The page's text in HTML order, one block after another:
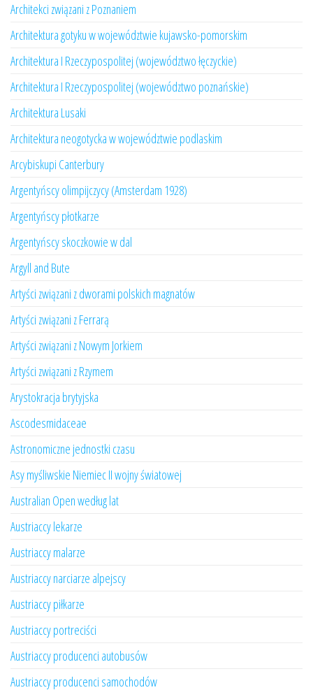
Architekci związani z Poznaniem
Architektura gotyku w województwie kujawsko-pomorskim
Architektura I Rzeczypospolitej (województwo łęczyckie)
Architektura I Rzeczypospolitej (województwo poznańskie)
Architektura Lusaki
Architektura neogotycka w województwie podlaskim
Arcybiskupi Canterbury
Argentyńscy olimpijczycy (Amsterdam 1928)
Argentyńscy płotkarze
Argentyńscy skoczkowie w dal
Argyll and Bute
Artyści związani z dworami polskich magnatów
Artyści związani z Ferrarą
Artyści związani z Nowym Jorkiem
Artyści związani z Rzymem
Arystokracja brytyjska
Ascodesmidaceae
Astronomiczne jednostki czasu
Asy myśliwskie Niemiec II wojny światowej
Australian Open według lat
Austriaccy lekarze
Austriaccy malarze
Austriaccy narciarze alpejscy
Austriaccy piłkarze
Austriaccy portreciści
Austriaccy producenci autobusów
Austriaccy producenci samochodów